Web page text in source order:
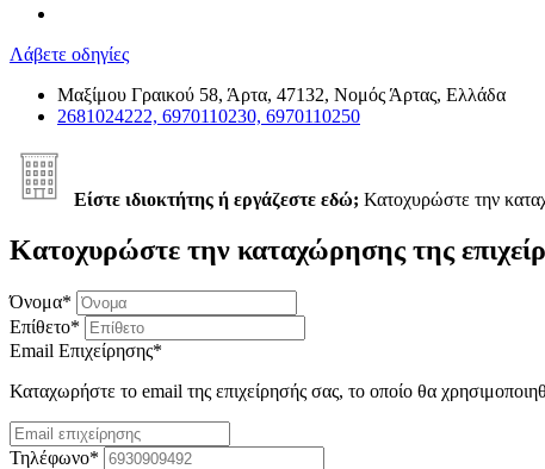
Λάβετε οδηγίες
Μαξίμου Γραικού 58, Άρτα, 47132, Νομός Άρτας, Ελλάδα
2681024222, 6970110230, 6970110250
Είστε ιδιοκτήτης ή εργάζεστε εδώ; Κατοχυρώστε την
Κατοχυρώστε την καταχώρησης της
Όνομα*
Επίθετο*
Email Επιχείρησης*
Καταχωρήστε το email της επιχείρησής σας, το οποίο θα
Τηλέφωνο*